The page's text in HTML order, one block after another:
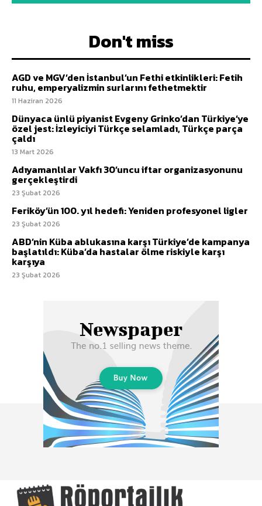
Don't miss
AGD ve MGV’den İstanbul’un Fethi etkinlikleri: Fetih
ruhu, emperyalizmin surlarını fethetmektir
11 Haziran 2026
Dünyaca ünlü piyanist Evgeny Grinko’dan Türkiye’ye
özel jest: İzleyiciyi Türkçe selamladı, Türkçe parça
çaldı
13 Mart 2026
Adıyamanlılar Vakfı 30’uncu iftar organizasyonunu
gerçekleştirdi
23 Şubat 2026
Feriköy’ün 100. yıl hedefi: Yeniden profesyonel ligler
23 Şubat 2026
ABD’nin Küba ablukasına karşı Türkiye’de kampanya
başlatıldı: Küba’da hastalar ölme riskiyle karşı
karşıya
23 Şubat 2026